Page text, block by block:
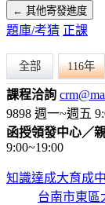
← 其他寄發進度
題庫/考猜 正課
全部 116年
課程洽詢
9898 週一~週五
函授領發中心／
9:00~19:00
知識達成大育成
台南市東區